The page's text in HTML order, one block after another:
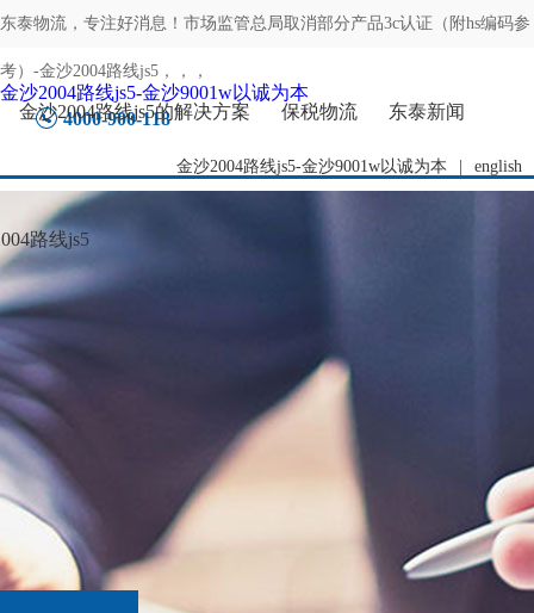
东泰物流，专注好消息！市场监管总局取消部分产品3c认证（附hs编码参
考）-金沙2004路线js5 ，，，
4000-900-118
金沙2004路线js5-金沙9001w以诚为本 english
金沙2004路线js5-金沙9001w以诚为本
金沙2004路线js5的解决方案
保税物流 东泰新闻
路线js5